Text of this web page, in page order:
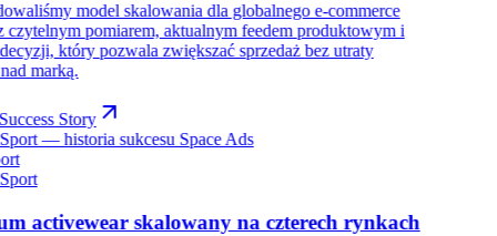
model skalowania dla globalnego e-commerce
czytelnym pomiarem, aktualnym feedem produktowym i
który pozwala zwiększać sprzedaż bez utraty
marką.
Story
activewear skalowany na czterech rynkach